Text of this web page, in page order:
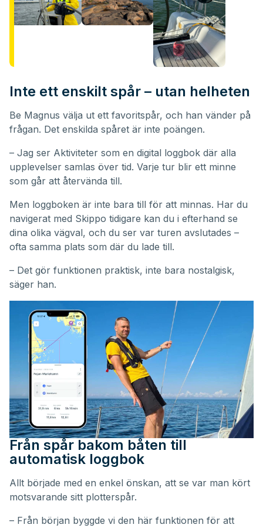
Inte ett enskilt spår – utan helheten
Be Magnus välja ut ett favoritspår, och han vänder på
frågan. Det enskilda spåret är inte poängen.
– Jag ser Aktiviteter som en digital loggbok där alla
upplevelser samlas över tid. Varje tur blir ett minne
som går att återvända till.
Men loggboken är inte bara till för att minnas. Har du
navigerat med Skippo tidigare kan du i efterhand se
dina olika vägval, och du ser var turen avslutades –
ofta samma plats som där du lade till.
– Det gör funktionen praktisk, inte bara nostalgisk,
säger han.
Från spår bakom båten till
automatisk loggbok
Allt började med en enkel önskan, att se var man kört
motsvarande sitt plotterspår.
– Från början byggde vi den här funktionen för att